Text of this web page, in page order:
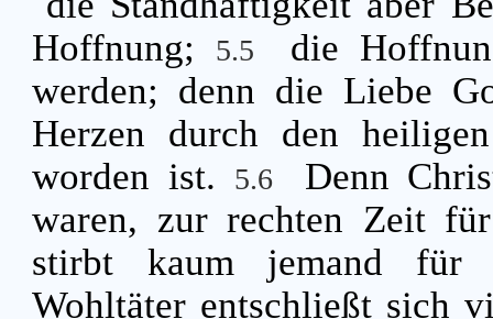
Hoffnung;
5.5
die
werden; denn die Liebe
Herzen durch den
worden ist.
5.6
Denn
waren, zur rechten Zeit
stirbt kaum jemand für
Wohltäter entschließt sich